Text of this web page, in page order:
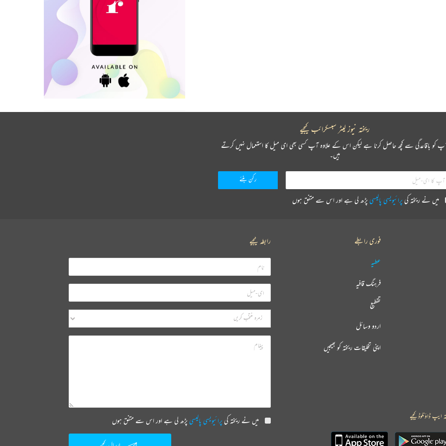
ریختہ نیوز لیٹر سبسکرائب کیجیے
کو باقاعدگی سے کچھ حاصل کرنا ہے لیکن اس کے علاوہ آپ کسی بھی ای میل کا استعمال نہیں کرتے
ہیں۔
میں نے ریختہ کیپرائیویسی پالیسیپڑھ لی ہے اور اس سے متفق ہوں
فوری رابطے
عطیہ
فرہنگ قافیہ
تقطیع
اردو وسائل
اپنی تخلیقات ریختہ کو بھیجیں
رابطہ کیجیے
میں نے ریختہ کیپرائیویسی پالیسیپڑھ لی ہے اور اس سے متفق ہوں ایپ ڈاؤنلوڈ کیجیے